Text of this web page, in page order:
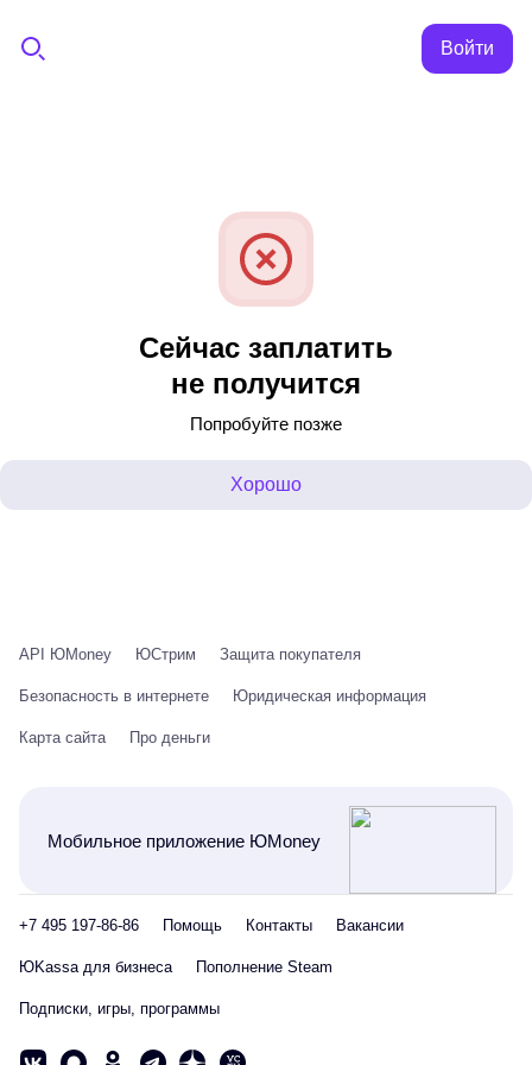
Войти
Сейчас заплатить
не получится
Попробуйте позже
Хорошо
API ЮMoney ЮСтрим Защита покупателя
Безопасность в интернете Юридическая информация
Карта сайта Про деньги
Мобильное приложение ЮMoney
+7 495 197-86-86 Помощь Контакты Вакансии
ЮKassa для бизнеса Пополнение Steam
Подписки, игры, программы